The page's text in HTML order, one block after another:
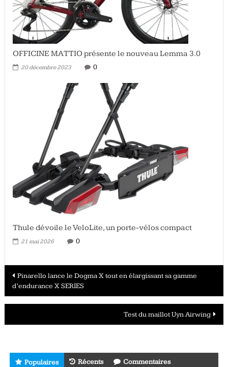
OFFICINE MATTIO présente le nouveau Lemma 3.0
20 décembre 2023 0
Thule dévoile le VeloLite, un porte-vélos compact
21 mai 2026 0
Navigation
des
Pinarello lance le Dogma X tout en élargissant sa gamme
d’endurance X SERIES
Test du maillot Uyn Airwing
Populaires Récents Commentaires